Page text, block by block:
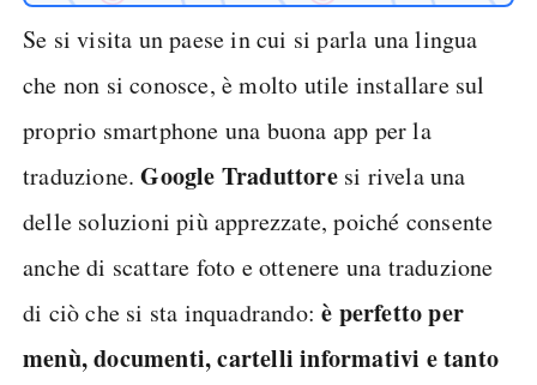
Se si visita un paese in cui si parla una lingua
che non si conosce, è molto utile installare sul
proprio smartphone una buona app per la
traduzione.Google Traduttoresi rivela una
delle soluzioni più apprezzate, poiché consente
anche di scattare foto e ottenere una traduzione
di ciò che si sta inquadrando:è perfetto per
menù, documenti, cartelli informativi e tanto